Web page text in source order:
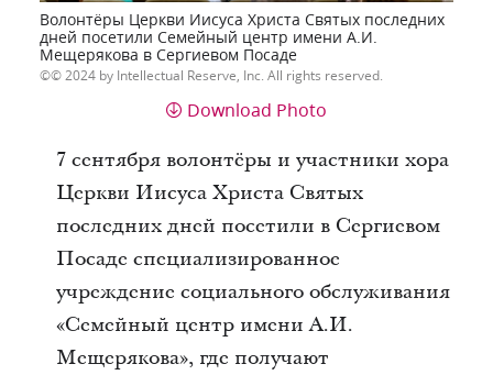
Волонтёры Церкви Иисуса Христа Святых последних
дней посетили Семейный центр имени А.И.
Мещерякова в Сергиевом Посаде
© 2024 by Intellectual Reserve, Inc. All rights reserved.
Download Photo
7 сентября волонтёры и участники хора
Церкви Иисуса Христа Святых
последних дней посетили в Сергиевом
Посаде специализированное
учреждение социального обслуживания
«Семейный центр имени А.И.
Мещерякова», где получают